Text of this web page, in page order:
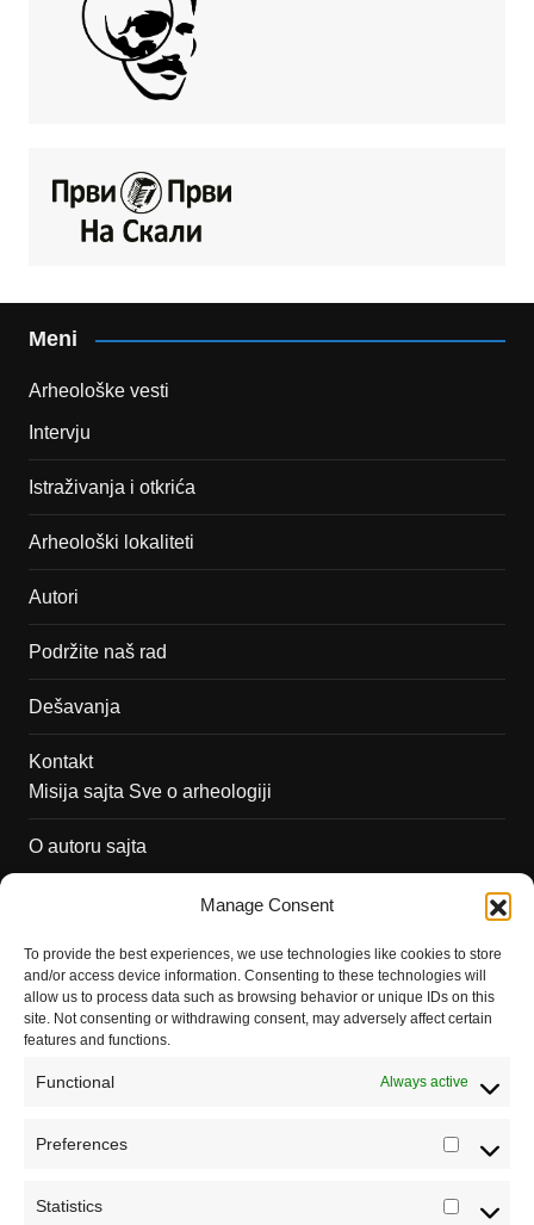
Manage Consent
To provide the best experiences, we use technologies like cookies to store
and/or access device information. Consenting to these technologies will
allow us to process data such as browsing behavior or unique IDs on this
site. Not consenting or withdrawing consent, may adversely affect certain
features and functions.
Functional Always active
Preferences
Statistics
Meni
Arheološke vesti
Intervju
Istraživanja i otkrića
Arheološki lokaliteti
Autori
Podržite naš rad
Dešavanja
Kontakt
Misija sajta Sve o arheologiji
O autoru sajta
Saradnja